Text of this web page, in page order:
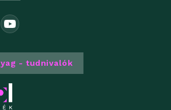
- tudnivalók